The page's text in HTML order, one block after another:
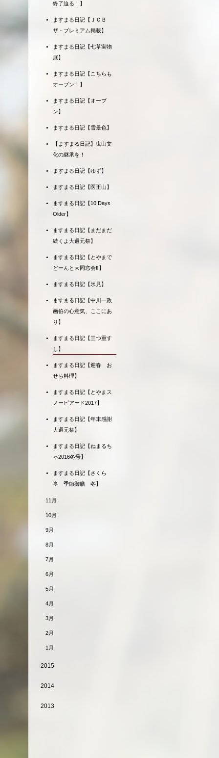
終了迫る！】
ますまる日記【ＪＣＢ
ザ・プレミアム掲載】
ますまる日記【七草実物
展】
ますまる日記【こちらも
オープン！】
ますまる日記【オープ
ン】
ますまる日記【雪景色】
【ますまる日記】曳山文
化の継承を！
ますまる日記【ゆず】
ますまる日記【医王山】
ますまる日記【10 Days
Older】
ますまる日記【まだまだ
続くよ大還元祭】
ますまる日記【とやまで
どーんと大同窓会‼】
ますまる日記【氷見】
ますまる日記【中川一政
画伯の心意気、ここにあ
り】
ますまる日記【三つ重す
し】
ますまる日記【迎春 お
せち料理】
ますまる日記【とやまス
ノーピアード2017】
ますまる日記【年末感謝
大還元祭】
ますまる日記【ねまるち
ゃ2016冬号】
ますまる日記【さくら
亭 季節御膳 冬】
11月
10月
9月
8月
7月
6月
5月
4月
3月
2月
1月
2015
2014
2013